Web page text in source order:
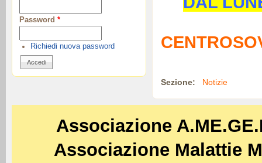
Password *
Richiedi nuova password
Sezione: Notizie
Associazione
Associazione Malattie